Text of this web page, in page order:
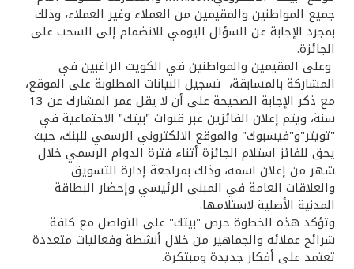
مصر
المملكة المتحدة
مملكة البحرين
جميع المواطنين والمقيمين من العملاء وغير العملاء، وذلك
بمجرد الإجابة عن السؤال اليومي للانضمام إلى السحب على
الجائزة.
وعلى المقيمين والمواطنين في الكويت الراغبين في
المشاركة بالمسابقة، تسجيل البيانات المطلوبة على الموقع،
مع ذكر الإجابة الصحيحة على أن لا يقل عمر المشارك عن 13
سنة، ويتم إعلان الفائزين عبر قنوات "بيتك" الاجتماعية في
"تويتر"و"فيسبوك" والموقع الالكتروني الرسمي للبنك، حيث
يحق للفائز استلام الجائزة أثناء فترة الدوام الرسمي خلال
شهر من إعلان اسمه، وذلك بمراجعة إدارة التسويق
والعلاقات العامة في المبنى الرئيسي وإحضار البطاقة
المدنية الأصلية لاستلامها.
وتؤكد هذه الخطوة حرص "بيتك" على التواصل مع كافة
شرائح عملائه والجماهير من خلال أنشطة وفعاليات متعددة
تعتمد على أفكار جديدة ومبتكرة.